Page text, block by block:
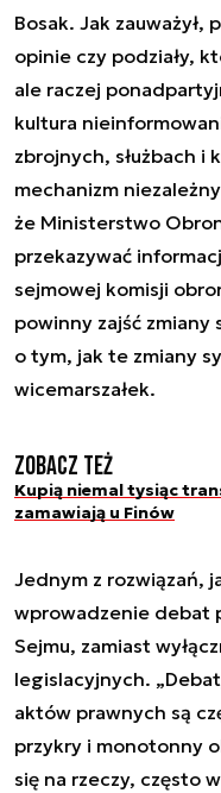
Bosak. Jak
opinie czy podziały,
ale raczej
kultura
zbrojnych, służbach
mechanizm
że Ministerstwo
przekazywać
sejmowej komisji
powinny zajść zmiany
o tym, jak te zmiany
wicemarszałek.
Zobacz też
Kupią niemal tysiąc
zamawiają u Finów
Jednym z rozwiązań,
wprowadzenie debat
Sejmu, zamiast
legislacyjnych.
aktów prawnych są
przykry i monotonny
się na rzeczy, często